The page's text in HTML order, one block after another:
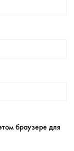
браузере для